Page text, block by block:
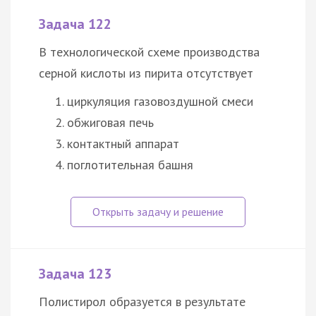
Задача 122
В технологической схеме производства
серной кислоты из пирита отсутствует
циркуляция газовоздушной смеси
обжиговая печь
контактный аппарат
поглотительная башня
Задача 123
Полистирол образуется в результате